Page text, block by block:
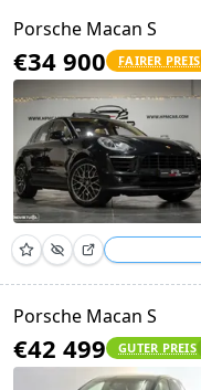
Porsche Macan S
€34 900 FAIRER PREIS
Porsche Macan S
€42 499 GUTER PREIS